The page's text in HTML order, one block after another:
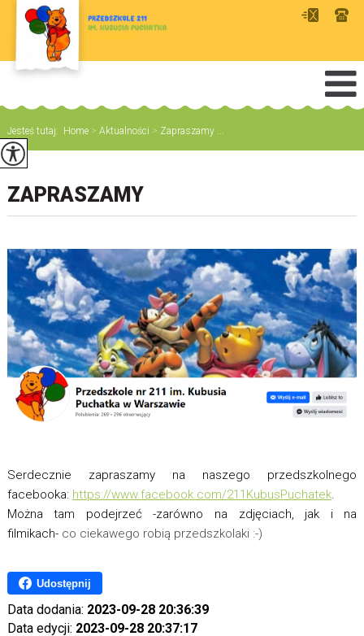
Jesteś tutaj: Home > Aktualności > Zapraszamy ...
ZAPRASZAMY
Serdecznie zapraszamy na naszego przedszkolnego
facebooka: https://www.facebook.com/211KubusPuchatek.
Można tam podejrzeć -zarówno na zdjęciach, jak i na
filmikach- co ciekawego robią przedszkolaki :-)
Udostępnij
Data dodania: 2023-09-28 20:36:39
Data edycji: 2023-09-28 20:37:17